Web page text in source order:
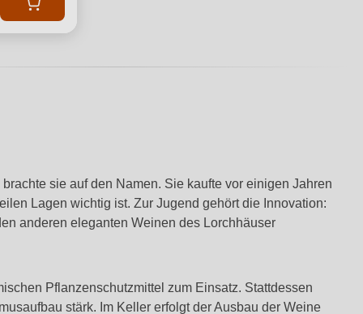
sie auf den Namen. Sie kaufte vor einigen Jahren
Lagen wichtig ist. Zur Jugend gehört die Innovation:
anderen eleganten Weinen des Lorchhäuser
Pflanzenschutzmittel zum Einsatz. Stattdessen
stärk. Im Keller erfolgt der Ausbau der Weine